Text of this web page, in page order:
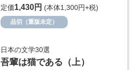
定価1,430円 (本体1,300円+税)
品切（重版未定）
日本の文学30選
吾輩は猫である（上）